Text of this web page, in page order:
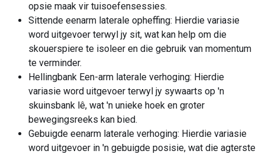
opsie maak vir tuisoefensessies.
Sittende eenarm laterale opheffing: Hierdie variasie
word uitgevoer terwyl jy sit, wat kan help om die
skouerspiere te isoleer en die gebruik van momentum
te verminder.
Hellingbank Een-arm laterale verhoging: Hierdie
variasie word uitgevoer terwyl jy sywaarts op 'n
skuinsbank lê, wat 'n unieke hoek en groter
bewegingsreeks kan bied.
Gebuigde eenarm laterale verhoging: Hierdie variasie
word uitgevoer in 'n gebuigde posisie, wat die agterste